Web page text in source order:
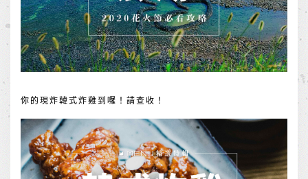
你的現炸韓式炸雞到囉！請查收！